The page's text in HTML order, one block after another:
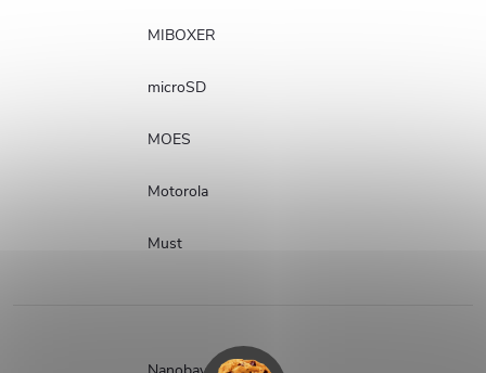
MIBOXER
microSD
MOES
Motorola
Must